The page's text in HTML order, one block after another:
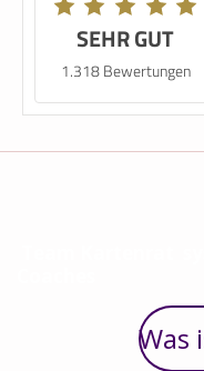
SEHR GUT
1.318 Bewertungen
Was